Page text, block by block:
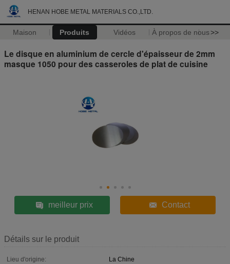
HENAN HOBE METAL MATERIALS CO.,LTD.
Maison Produits Vidéos À propos de nous>>
Le disque en aluminium de cercle d'épaisseur de 2mm
masque 1050 pour des casseroles de plat de cuisine
meilleur prix Contact
Détails sur le produit
Lieu d'origine:
La Chine